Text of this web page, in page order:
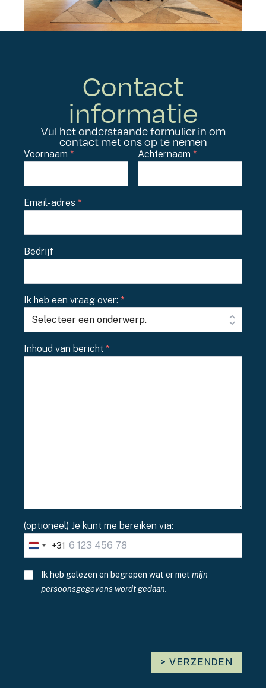
Contact
informatie
Vul het onderstaande formulier in om
contact met ons op te nemen
Je
Voornaam * Achternaam *
Email-adres *
Bedrijf
Ik heb een vraag over: *
Inhoud van bericht *
(optioneel) Je kunt me bereiken via:
Netherlands
+31
+31
Akkoordverklaring*
Ik heb gelezen en begrepen wat er met mijn
persoonsgegevens wordt gedaan.
> VERZENDEN